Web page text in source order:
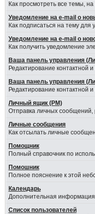
Как просмотреть все темы,
Уведомление на e-mail о
Как подписаться на тему
Уведомление на е-mail о
Как получить уведомление
Ваша панель управления
Редактирование контактной
Ваша панель управления
Редактирование контактной
Личный ящик (PM)
Отправка личных сообщений,
Личные сообщения
Как отсылать личные
Помощник
Полный справочник по
Помошник
Полное пояснение к этой
Календарь
Дополнительная
Список пользователей